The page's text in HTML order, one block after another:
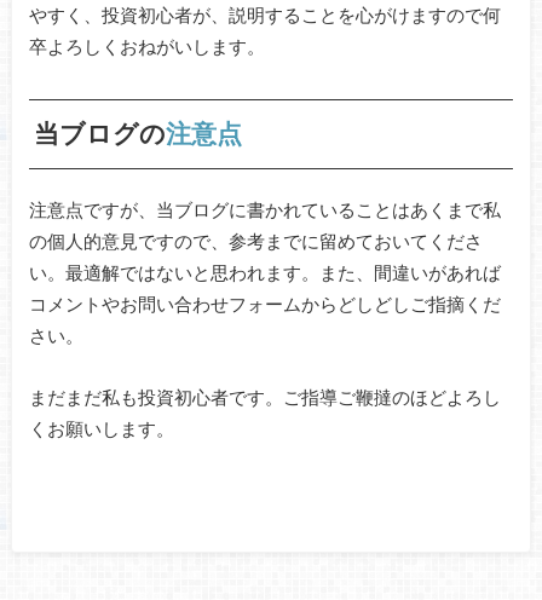
やすく、投資初心者が、説明することを心がけますので何
卒よろしくおねがいします。
当ブログの注意点
注意点ですが、当ブログに書かれていることはあくまで私
の個人的意見ですので、参考までに留めておいてくださ
い。最適解ではないと思われます。また、間違いがあれば
コメントやお問い合わせフォームからどしどしご指摘くだ
さい。
まだまだ私も投資初心者です。ご指導ご鞭撻のほどよろし
くお願いします。